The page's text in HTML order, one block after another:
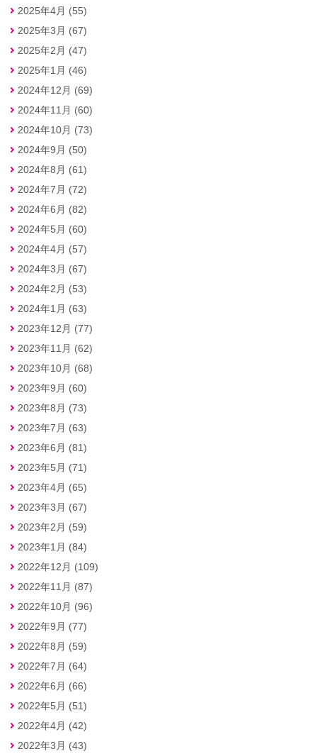
2025年4月 (55)
2025年3月 (67)
2025年2月 (47)
2025年1月 (46)
2024年12月 (69)
2024年11月 (60)
2024年10月 (73)
2024年9月 (50)
2024年8月 (61)
2024年7月 (72)
2024年6月 (82)
2024年5月 (60)
2024年4月 (57)
2024年3月 (67)
2024年2月 (53)
2024年1月 (63)
2023年12月 (77)
2023年11月 (62)
2023年10月 (68)
2023年9月 (60)
2023年8月 (73)
2023年7月 (63)
2023年6月 (81)
2023年5月 (71)
2023年4月 (65)
2023年3月 (67)
2023年2月 (59)
2023年1月 (84)
2022年12月 (109)
2022年11月 (87)
2022年10月 (96)
2022年9月 (77)
2022年8月 (59)
2022年7月 (64)
2022年6月 (66)
2022年5月 (51)
2022年4月 (42)
2022年3月 (43)